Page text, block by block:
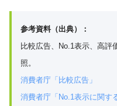
参考資料（出典）：
比較広告、No.1表示、高評
照。
消費者庁「比較広告」
消費者庁「No.1表示に関す